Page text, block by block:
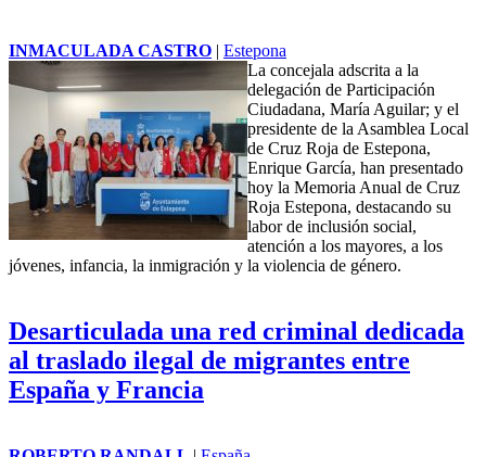
INMACULADA CASTRO | Estepona
La concejala adscrita a la
delegación de Participación
Ciudadana, María Aguilar; y el
presidente de la Asamblea Local
de Cruz Roja de Estepona,
Enrique García, han presentado
hoy la Memoria Anual de Cruz
Roja Estepona, destacando su
labor de inclusión social,
atención a los mayores, a los
jóvenes, infancia, la inmigración y la violencia de género.
Desarticulada una red criminal dedicada
al traslado ilegal de migrantes entre
España y Francia